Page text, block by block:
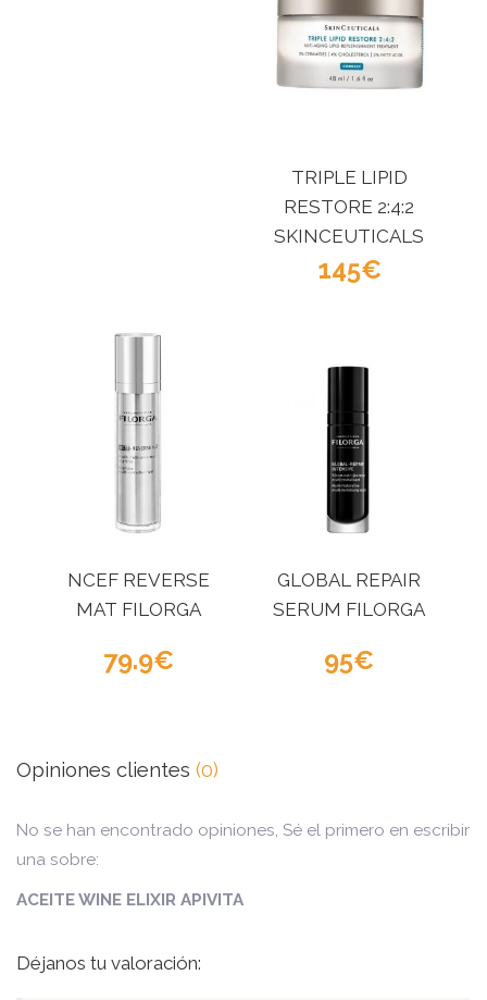
TRIPLE LIPID
RESTORE 2:4:2
SKINCEUTICALS
145
NCEF REVERSE
MAT FILORGA
79.9
GLOBAL REPAIR
SERUM FILORGA
95
Opiniones clientes (0)
No se han encontrado opiniones, Sé el primero en escribir
una sobre:
ACEITE WINE ELIXIR APIVITA
Déjanos tu valoración: